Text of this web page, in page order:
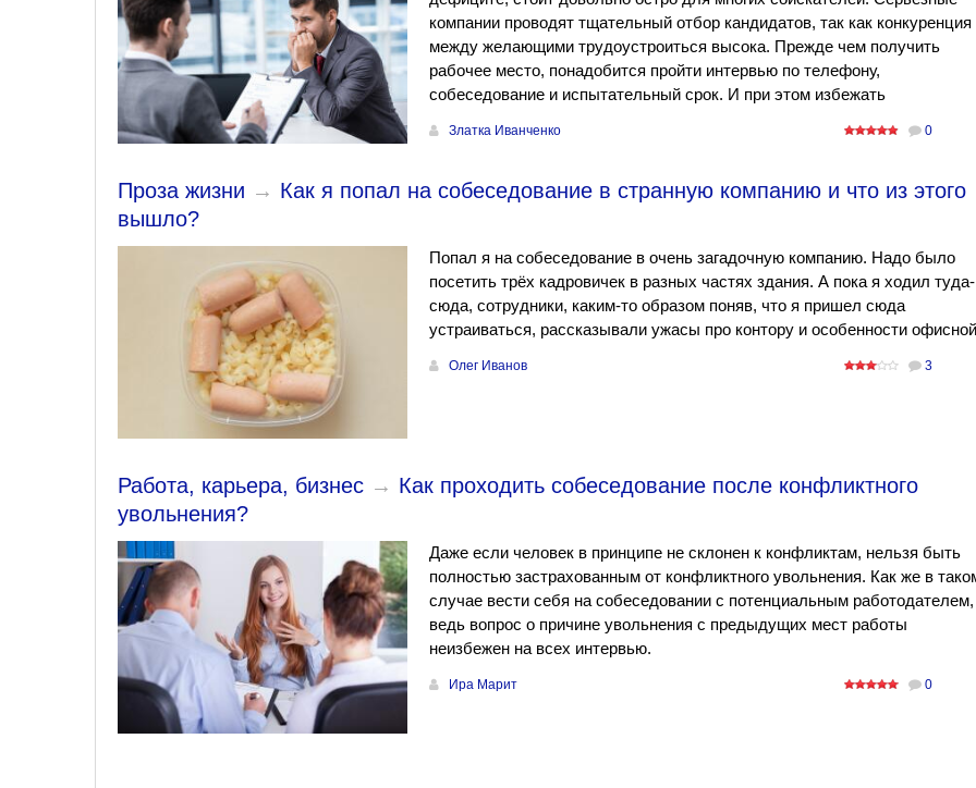
компании проводят тщательный отбор кандидатов, так как конкуренция
между желающими трудоустроиться высока. Прежде чем получить
рабочее место, понадобится пройти интервью по телефону,
собеседование и испытательный срок. И при этом избежать
Златка Иванченко 0
Проза жизни → Как я попал на собеседование в странную компанию и что из этого
вышло?
Попал я на собеседование в очень загадочную компанию. Надо было
посетить трёх кадровичек в разных частях здания. А пока я ходил туда-
сюда, сотрудники, каким-то образом поняв, что я пришел сюда
устраиваться, рассказывали ужасы про контору и особенности офисной
Олег Иванов 3
Работа, карьера, бизнес → Как проходить собеседование после конфликтного
увольнения?
Даже если человек в принципе не склонен к конфликтам, нельзя быть
полностью застрахованным от конфликтного увольнения. Как же в
случае вести себя на собеседовании с потенциальным работодателем,
ведь вопрос о причине увольнения с предыдущих мест работы
неизбежен на всех интервью.
Ира Марит 0